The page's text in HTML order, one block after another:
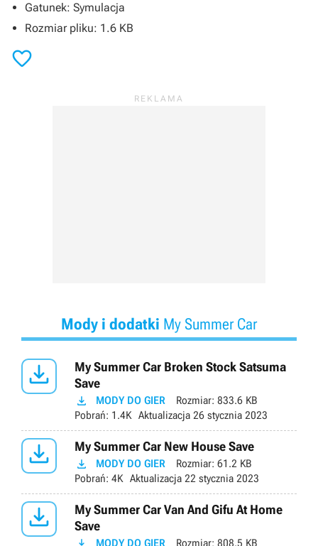
Gatunek: Symulacja
Rozmiar pliku: 1.6 KB

Mody i dodatki My Summer Car

My Summer Car Broken Stock Satsuma
Save
 MODY DO GIER Rozmiar: 833.6 KB
Pobrań: 1.4K Aktualizacja 26 stycznia 2023
 My Summer Car New House Save
 MODY DO GIER Rozmiar: 61.2 KB
Pobrań: 4K Aktualizacja 22 stycznia 2023

My Summer Car Van And Gifu At Home
Save
MODY DO GIER Rozmiar: 808.5 KB